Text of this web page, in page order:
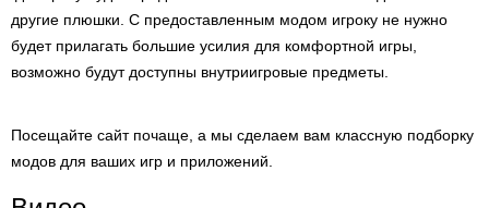
другие плюшки. С предоставленным модом игроку не нужно
будет прилагать большие усилия для комфортной игры,
возможно будут доступны внутриигровые предметы.
Посещайте сайт почаще, а мы сделаем вам классную подборку
модов для ваших игр и приложений.